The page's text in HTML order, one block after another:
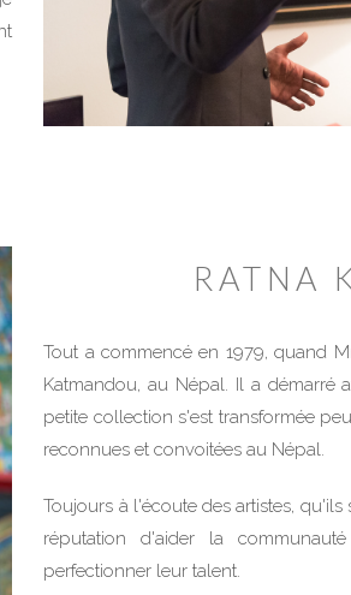
RATNA
Tout a commencé en 1979, quand
Katmandou, au Népal. Il a démarré
petite collection s'est transformée
reconnues et convoitées au Népal.
Toujours à l'écoute des artistes,
réputation d'aider la
perfectionner leur talent.